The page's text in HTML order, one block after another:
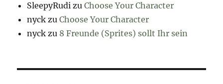
SleepyRudi zuChoose Your Character
nyck zuChoose Your Character
nyck zu 8 Freunde (Sprites) sollt Ihr sein